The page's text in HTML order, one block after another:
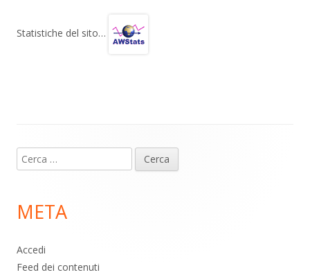
gr s b
Statistiche del sito…
piè
pagina
Ricerca
per:
META
Accedi
Feed dei contenuti